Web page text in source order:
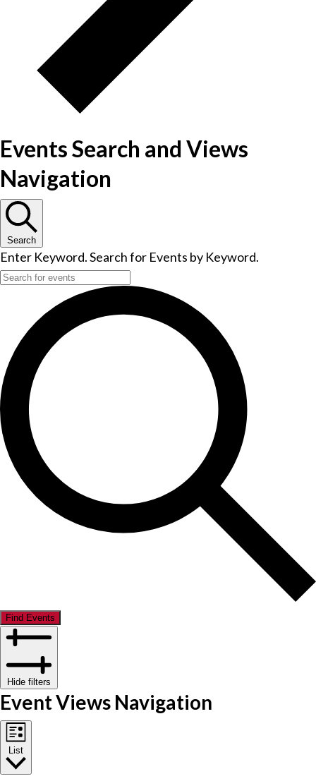
Events Search and Views
Navigation
Search
Enter Keyword. Search for Events by Keyword.
Find Events
Hide filters
Event Views Navigation
List